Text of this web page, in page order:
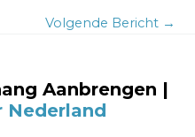
Volgende Bericht →
Aanbrengen |
Nederland